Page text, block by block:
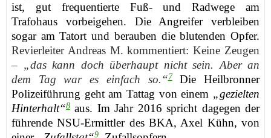
ist, gut frequentierte Fuß- und Radwegeam
Trafohaus vorbeigehen. Die Angreifer verbleiben
sogar am Tatort und berauben die blutenden Opfer.
Revierleiter Andreas M. kommentiert: Keine Zeugen
– „das kann doch überhaupt nicht sein. Aber an
dem Tag war es einfach so.“7 Die Heilbronner
Polizeiführung geht am Tattag von einem „gezielten
Hinterhalt“8 aus. Im Jahr 2016 spricht dagegender
führendeNSU-Ermittler des BKA, Axel Kühn, von
9